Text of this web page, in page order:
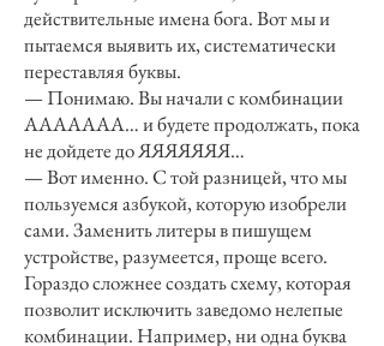
действительные имена бога. Вот мы и
пытаемся выявить их, систематически
переставляя буквы.
— Понимаю. Вы начали с комбинации
ААААААА… и будете продолжать, пока
не дойдете до ЯЯЯЯЯЯЯ…
— Вот именно. С той разницей, что мы
пользуемся азбукой, которую изобрели
сами. Заменить литеры в пишущем
устройстве, разумеется, проще всего.
Гораздо сложнее создать схему, которая
позволит исключить заведомо нелепые
комбинации. Например, ни одна буква